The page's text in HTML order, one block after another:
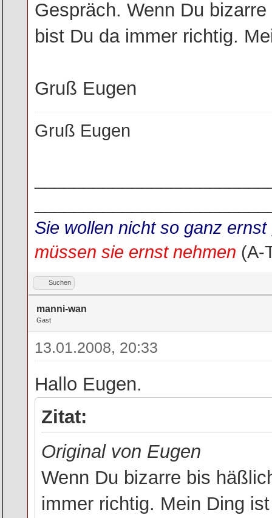
Gespräch. Wenn Du
bist Du da immer richtig.
Gruß Eugen
Gruß Eugen
Sie wollen nicht so ganz
müssen sie ernst nehmen (A-
Suchen
manni-wan
Gast
13.01.2008, 20:33
Hallo Eugen.
Zitat:
Original von Eugen
Wenn Du bizarre bis
immer richtig. Mein Ding